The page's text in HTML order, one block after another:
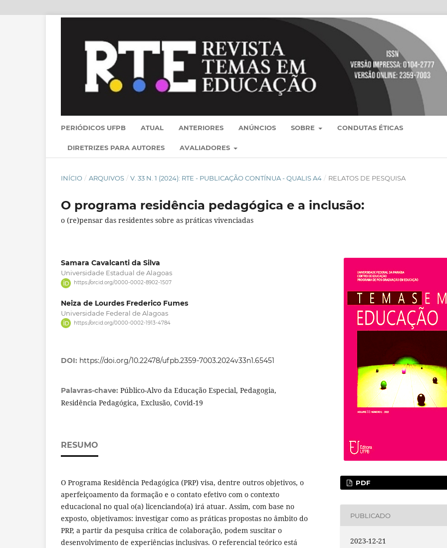
PERIÓDICOS UFPB ATUAL ANTERIORES ANÚNCIOS SOBRE CONDUTAS ÉTICAS
DIRETRIZES PARA AUTORES AVALIADORES
INÍCIO / ARQUIVOS / V. 33 N. 1 (2024): RTE - PUBLICAÇÃO CONTÍNUA - QUALIS A4 / RELATOS DE PESQUISA
O programa residência pedagógica e a inclusão:
o (re)pensar das residentes sobre as práticas vivenciadas
Samara Cavalcanti da Silva
Universidade Estadual de Alagoas
https://orcid.org/0000-0002-8902-1507
Neiza de Lourdes Frederico Fumes
Universidade Federal de Alagoas
https://orcid.org/0000-0002-1913-4784
DOI: https://doi.org/10.22478/ufpb.2359-7003.2024v33n1.65451
Palavras-chave: Público-Alvo da Educação Especial, Pedagogia,
Residência Pedagógica, Exclusão, Covid-19
RESUMO
O Programa Residência Pedagógica (PRP) visa, dentre outros objetivos, o
aperfeiçoamento da formação e o contato efetivo com o contexto
educacional no qual o(a) licenciando(a) irá atuar. Assim, com base no
exposto, objetivamos: investigar como as práticas propostas no âmbito do
PRP, a partir da pesquisa crítica de colaboração, podem suscitar o
desenvolvimento de experiências inclusivas. O referencial teórico está
PDF
PUBLICADO
2023-12-21